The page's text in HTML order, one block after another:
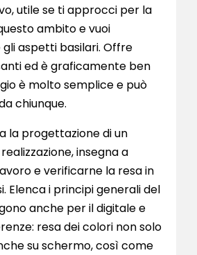
utile se ti approcci per la
ambito e vuoi
aspetti basilari. Offre
ed è graficamente ben
è molto semplice e può
chiunque.
la progettazione di un
insegna a
e verificarne la resa in
Elenca i principi generali del
anche per il digitale e
resa dei colori non solo
su schermo, così come